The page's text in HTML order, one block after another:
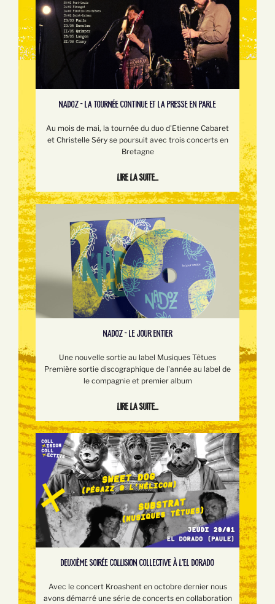
NADOZ - LA TOURNÉE CONTINUE ET LA PRESSE EN PARLE
Au mois de mai, la tournée du duo d'Etienne Cabaret
et Christelle Séry se poursuit avec trois concerts en
Bretagne
Lire la suite...
NADOZ - LE JOUR ENTIER
Une nouvelle sortie au label Musiques Têtues
Première sortie discographique de l'année au label de
le compagnie et premier album
Lire la suite...
DEUXIÈME SOIRÉE COLLISION COLLECTIVE À L'EL DORADO
Avec le concert Kroashent en octobre dernier nous
avons démarré une série de concerts en collaboration